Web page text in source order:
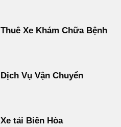
Thuê Xe Khám Chữa Bệnh
Dịch Vụ Vận Chuyển
Xe tải Biên Hòa